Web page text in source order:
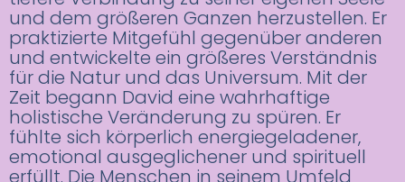
und dem größeren Ganzen herzustellen. Er
praktizierte Mitgefühl gegenüber anderen
und entwickelte ein größeres Verständnis
für die Natur und das Universum. Mit der
Zeit begann David eine wahrhaftige
holistische Veränderung zu spüren. Er
fühlte sich körperlich energiegeladener,
emotional ausgeglichener und spirituell
erfüllt. Die Menschen in seinem Umfeld